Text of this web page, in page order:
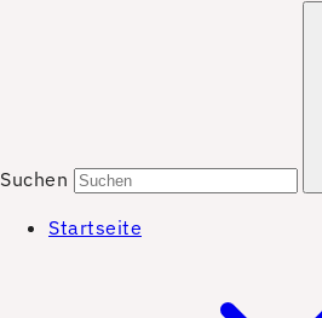
Suchen
Startseite